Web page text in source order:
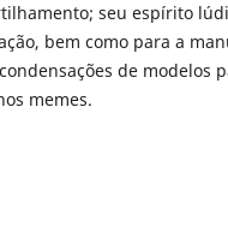
seu espírito
bem como para a
de modelos
memes.